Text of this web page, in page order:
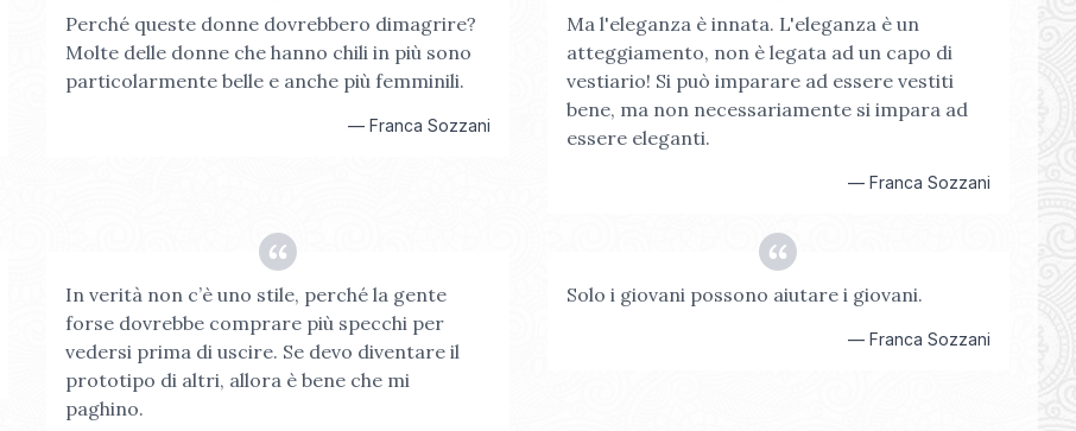
Perché queste donne dovrebbero dimagrire?
Molte delle donne che hanno chili in più sono
particolarmente belle e anche più femminili.
— Franca Sozzani
Ma l'eleganza è innata. L'eleganza è un
atteggiamento, non è legata ad un capo di
vestiario! Si può imparare ad essere vestiti
bene, ma non necessariamente si impara ad
essere eleganti.
— Franca Sozzani
In verità non c’è uno stile, perché la gente
forse dovrebbe comprare più specchi per
vedersi prima di uscire. Se devo diventare il
prototipo di altri, allora è bene che mi
paghino.
Solo i giovani possono aiutare i giovani.
— Franca Sozzani